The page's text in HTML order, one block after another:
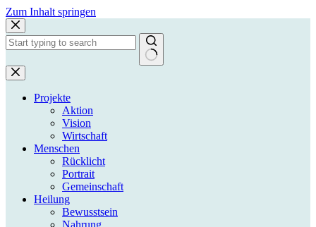
Zum Inhalt springen
springen
Keine
Ergebnisse
Projekte
Aktion
Vision
Wirtschaft
Menschen
Rücklicht
Portrait
Gemeinschaft
Heilung
Bewusstsein
Nahrung